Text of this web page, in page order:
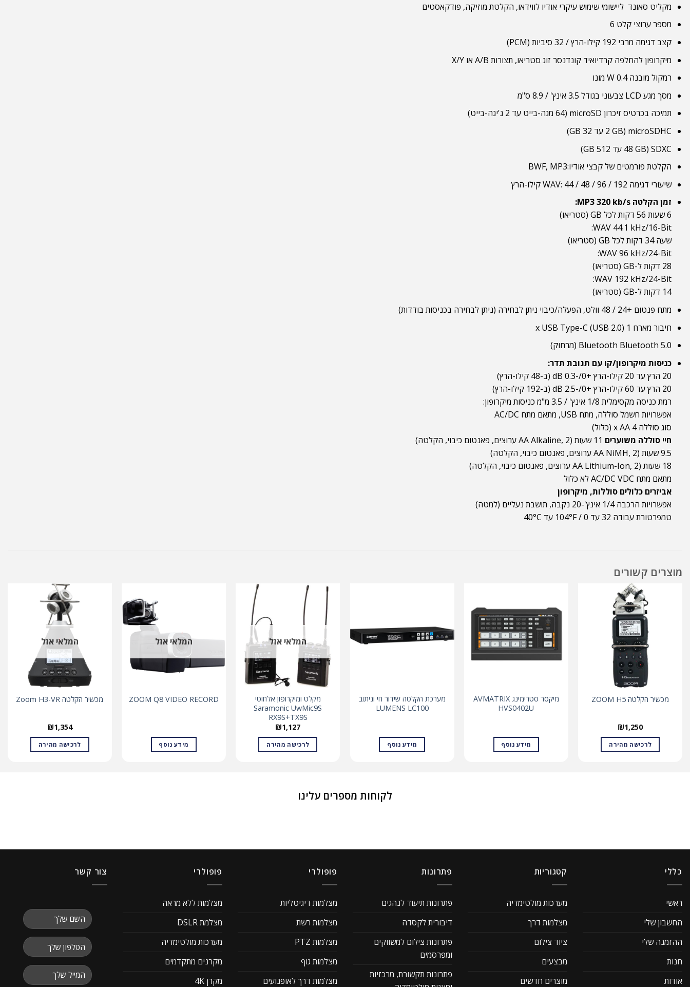
מקליט סאונד ליישומי שימוש עיקרי אודיו לווידאו, הקלטת מוזיקה, פודקאסטים
מספר ערוצי קלט 6
קצב דגימה מרבי 192 קילו-הרץ / 32 סיביות (PCM)
מיקרופון להחלפה קרדיואיד קונדנסר זוג סטריאו, תצורות A/B או X/Y
רמקול מובנה 0.4 W מונו
מסך מגע LCD צבעוני בגודל 3.5 אינץ' / 8.9 ס"מ
תמיכה בכרטיס זיכרון microSD (64 מגה-בייט עד 2 ג'יגה-בייט)
microSDHC (2 GB עד 32 GB)
SDXC (48 GB עד 512 GB)
הקלטת פורמטים של קבצי אודיו:BWF, MP3
שיעורי דגימה WAV: 44 / 48 / 96 / 192 קילו-הרץ
זמן הקלטה MP3 320 kb/s:
6 שעות 56 דקות לכל GB (סטריאו)
WAV 44.1 kHz/16-Bit:
שעה 34 דקות לכל GB (סטריאו)
WAV 96 kHz/24-Bit:
28 דקות ל-GB (סטריאו)
WAV 192 kHz/24-Bit:
14 דקות ל-GB (סטריאו)
מתח פנטום +24 / 48 וולט, הפעלה/כיבוי ניתן לבחירה (ניתן לבחירה בכניסות בודדות)
חיבור מארח 1 x USB Type-C (USB 2.0)
Bluetooth Bluetooth 5.0 (מרחוק)
כניסות מיקרופון/קו עם תגובת תדר:
20 הרץ עד 20 קילו-הרץ +0/-0.3 dB (ב-48 קילו-הרץ)
20 הרץ עד 60 קילו-הרץ +0/-2.5 dB (ב-192 קילו-הרץ)
רמת כניסה מקסימלית 1/8 אינץ' / 3.5 מ"מ כניסות מיקרופון:
אפשרויות חשמל סוללה, מתח USB, מתאם מתח AC/DC
סוג סוללה 4 x AA (כלול)
חיי סוללה משוערים
9.5 שעות (AA NiMH, 2 ערוצים, פאנטום כיבוי, הקלטה)
18 שעות (AA Lithium-Ion, 2 ערוצים, פאנטום כיבוי, הקלטה)
מתאם מתח AC/DC VDC לא כלול
אביזרים כלולים סוללות, מיקרופון
אפשרויות הרכבה 1/4 אינץ'-20 נקבה, תושבת נעליים (למטה)
טמפרטורת עבודה 32 עד 104°F / 0 עד 40°C
מוצרים קשורים
מכשיר הקלטה ZOOM H5
₪1,250
לרכישה מהירה
מיקסר סטרימינג AVMATRIX
HVS0402U
מידע נוסף
מערכת הקלטה שידור חי וניתוב
LUMENS LC100
מידע נוסף
המלאי אזל
מקלט ומיקרופון אלחוטי
Saramonic UwMic9S
RX9S+TX9S
₪1,127
לרכישה מהירה
המלאי אזל
ZOOM Q8 VIDEO RECORD
מידע נוסף
המלאי אזל
מכשיר הקלטה Zoom H3-VR
₪1,354
לרכישה מהירה
לקוחות מספרים עלינו
כללי
ראשי
החשבון שלי
ההזמנה שלי
חנות
אודות
קטגוריות
מערכות מולטימדיה
מצלמות דרך
ציוד צילום
מבצעים
מוצרים חדשים
פתרונות
פתרונות תיעוד לנהגים
דיבורית לקסדה
פתרונות צילום למשווקים
ומפרסמים
פתרונות תקשורת, מרכזיות
פופולרי
מצלמות דיגיטליות
מצלמות רשת
מצלמות PTZ
מצלמות גוף
מצלמות דרך לאופנועים
פופולרי
מצלמות ללא מראה
מצלמת DSLR
מערכות מולטימדיה
מקרנים מתקדמים
מקרן 4K
צור קשר